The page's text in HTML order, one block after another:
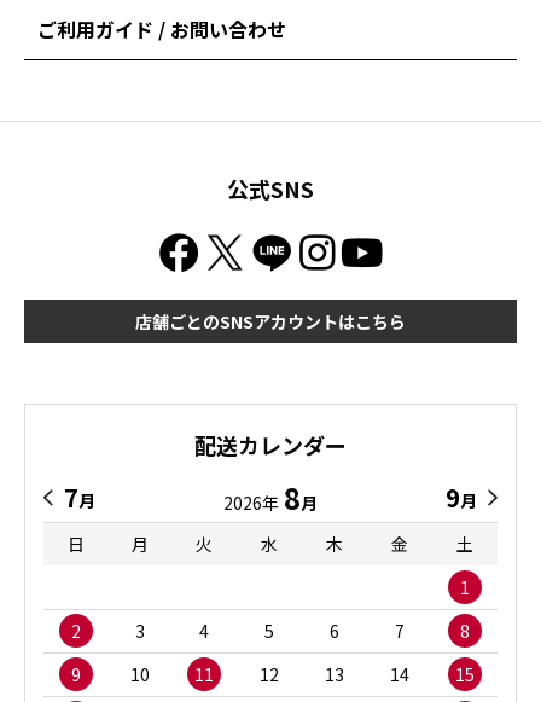
ご利用ガイド / お問い合わせ
公式SNS
店舗ごとのSNSアカウントはこちら
配送カレンダー
7月 2026年 8月 9月
日
月 火 水 木 金
土
1
2
3 4 5 6 7
8
9
10 11 12 13 14 15